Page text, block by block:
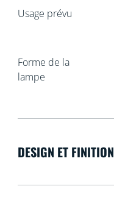
Usage prévu
Forme de la
lampe
DESIGN ET FINITION